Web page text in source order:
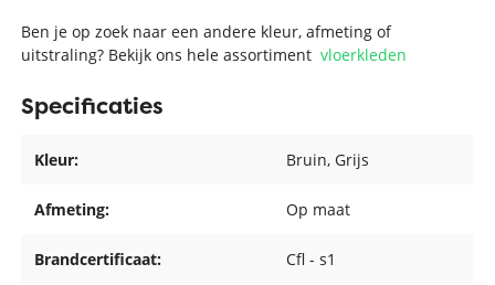
Ben je op zoek naar een andere kleur, afmeting of
uitstraling? Bekijk ons hele assortimentvloerkleden
Specificaties
Kleur: Bruin, Grijs
Afmeting: Op maat
Brandcertificaat: Cfl - s1